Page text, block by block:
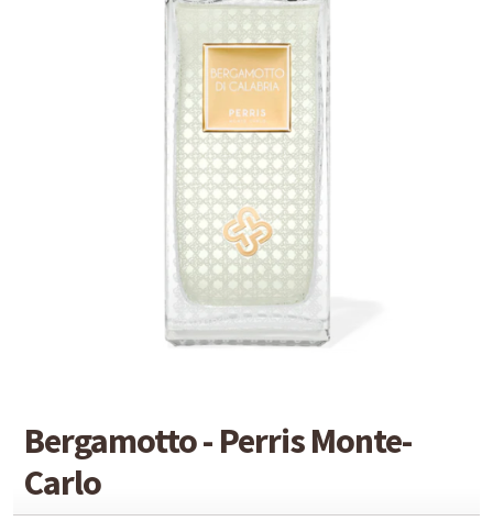
Bergamotto - Perris Monte-
Carlo
Maitre Parfumeur et Gantier
The Different Company
Perris Monte-carlo